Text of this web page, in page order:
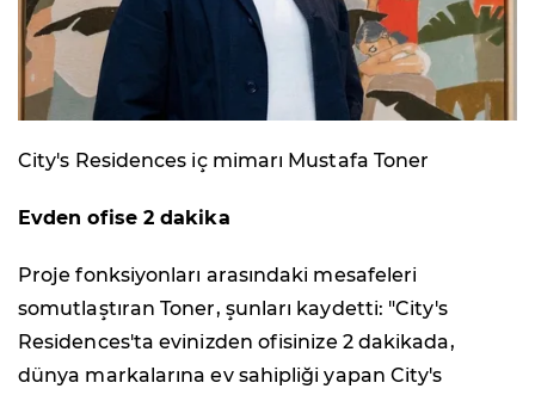
City's Residences iç mimarı Mustafa Toner
Evden ofise 2 dakika
Proje fonksiyonları arasındaki mesafeleri
somutlaştıran Toner, şunları kaydetti: "City's
Residences'ta evinizden ofisinize 2 dakikada,
dünya markalarına ev sahipliği yapan City's